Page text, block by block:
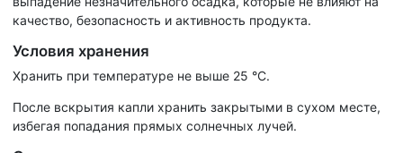
качество, безопасность и активность продукта.
Условия хранения
Хранить при температуре не выше 25 °С.
После вскрытия капли хранить закрытыми в сухом месте,
избегая попадания прямых солнечных лучей.